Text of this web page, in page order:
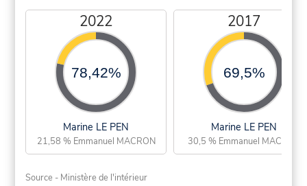
2022
78,42%
Marine LE PEN
21,58 % Emmanuel MACRON
2017
69,5%
Marine LE PEN
30,5 % Emmanuel MACRON
Source - Ministère de l'intérieur